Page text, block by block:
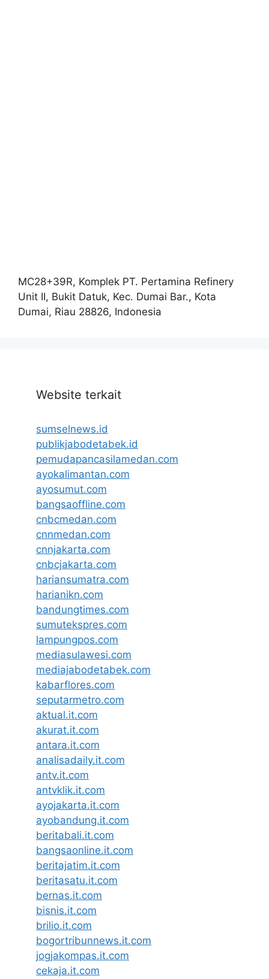
MC28+39R, Komplek PT. Pertamina Refinery
Unit II, Bukit Datuk, Kec. Dumai Bar., Kota
Dumai, Riau 28826, Indonesia
Website terkait
sumselnews.id
publikjabodetabek.id
pemudapancasilamedan.com
ayokalimantan.com
ayosumut.com
bangsaoffline.com
cnbcmedan.com
cnnmedan.com
cnnjakarta.com
cnbcjakarta.com
hariansumatra.com
harianikn.com
bandungtimes.com
sumutekspres.com
lampungpos.com
mediasulawesi.com
mediajabodetabek.com
kabarflores.com
seputarmetro.com
aktual.it.com
akurat.it.com
antara.it.com
analisadaily.it.com
antv.it.com
antvklik.it.com
ayojakarta.it.com
ayobandung.it.com
beritabali.it.com
bangsaonline.it.com
beritajatim.it.com
beritasatu.it.com
bernas.it.com
bisnis.it.com
brilio.it.com
bogortribunnews.it.com
jogjakompas.it.com
cekaja.it.com